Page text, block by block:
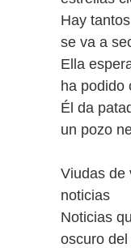
Hay
se va a
Ella
ha podido
Él da
un pozo
Viudas de
noticias
Noticias
oscuro del